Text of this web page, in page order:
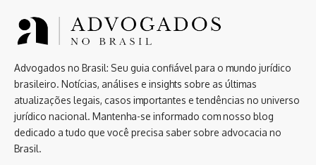
Advogados no Brasil: Seu guia confiável para o mundo jurídico
brasileiro. Notícias, análises e insights sobre as últimas
atualizações legais, casos importantes e tendências no universo
jurídico nacional. Mantenha-se informado com nosso blog
dedicado a tudo que você precisa saber sobre advocacia no
Brasil.